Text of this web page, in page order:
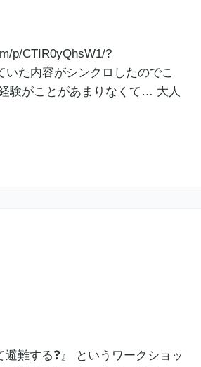
p/CTIR0yQhsW1/?
た内容がシンクロしたのでこ
験がことがあまりなくて… 大人
難する❓』 というワークショッ